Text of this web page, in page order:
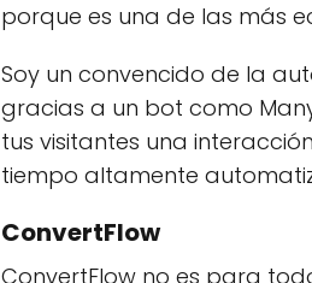
porque es una de las más
Soy un convencido de la
gracias a un bot como
tus visitantes una
tiempo altamente
ConvertFlow
ConvertFlow no es para